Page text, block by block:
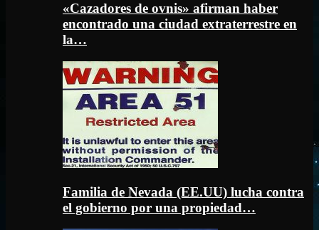
«Cazadores de ovnis» afirman haber
encontrado una ciudad extraterrestre en
la…
Familia de Nevada (EE.UU) lucha contra
el gobierno por una propiedad…